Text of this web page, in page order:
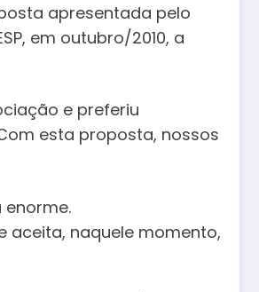
apresentada pelo
em outubro/2010, a
e preferiu
esta proposta, nossos
aceita, naquele momento,